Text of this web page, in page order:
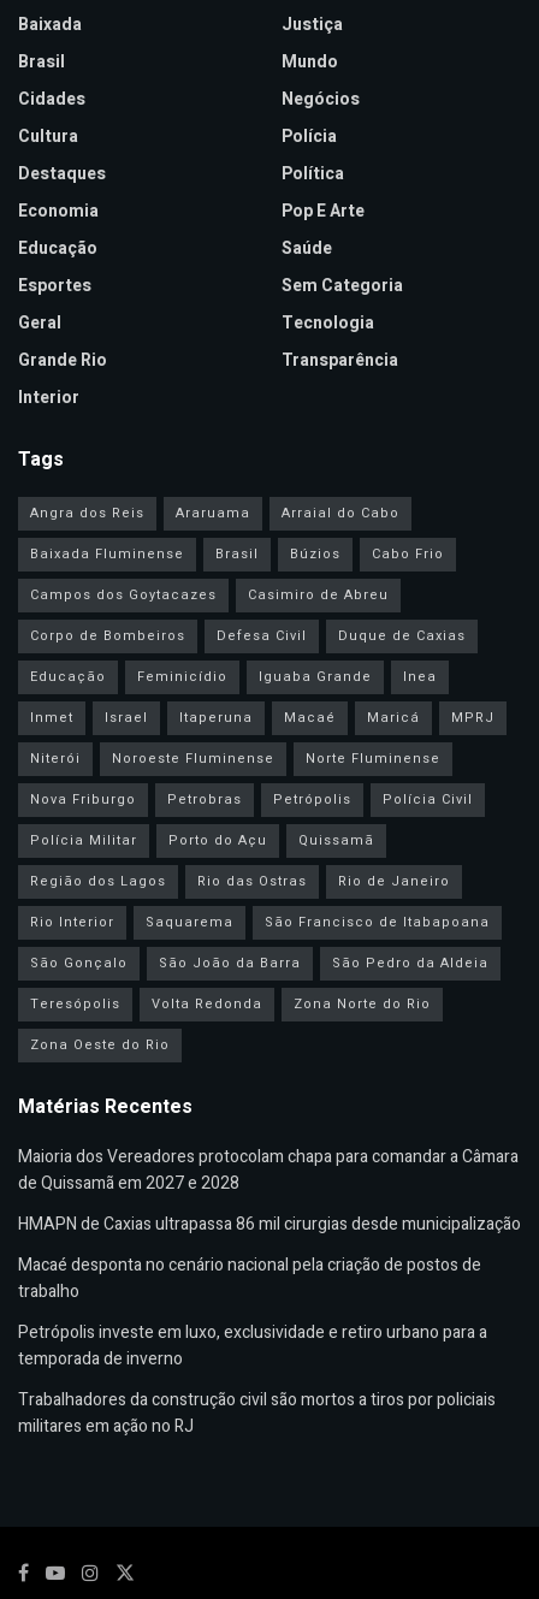
Baixada
Brasil
Cidades
Cultura
Destaques
Economia
Educação
Esportes
Geral
Grande Rio
Interior
Justiça
Mundo
Negócios
Polícia
Política
Pop E Arte
Saúde
Sem Categoria
Tecnologia
Transparência
Tags
Angra dos Reis Araruama
Arraial do Cabo
Baixada Fluminense
Brasil Búzios
Cabo Frio
Campos dos Goytacazes
Casimiro de Abreu
Corpo de Bombeiros
Defesa Civil
Duque de Caxias
Educação
Feminicídio Iguaba Grande
Inea
Inmet
Israel Itaperuna Macaé Maricá
MPRJ
Niterói
Noroeste Fluminense
Norte Fluminense
Nova Friburgo
Petrobras Petrópolis
Polícia Civil
Polícia Militar
Porto do Açu
Quissamã
Região dos Lagos
Rio das Ostras
Rio de Janeiro
Rio Interior
Saquarema
São Francisco de Itabapoana
São Gonçalo
São João da Barra
São Pedro da Aldeia
Teresópolis
Volta Redonda
Zona Norte do Rio
Zona Oeste do Rio
Matérias Recentes
Maioria dos Vereadores protocolam chapa para comandar a Câmara
de Quissamã em 2027 e 2028
HMAPN de Caxias ultrapassa 86 mil cirurgias desde municipalização
Macaé desponta no cenário nacional pela criação de postos de
trabalho
Petrópolis investe em luxo, exclusividade e retiro urbano para a
temporada de inverno
Trabalhadores da construção civil são mortos a tiros por policiais
militares em ação no RJ